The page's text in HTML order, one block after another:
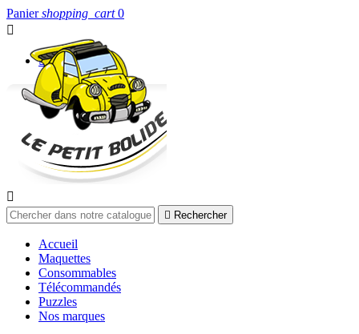
Panier shopping_cart 0

 Connexion

 Rechercher
Accueil
Maquettes
Consommables
Télécommandés
Puzzles
Nos marques